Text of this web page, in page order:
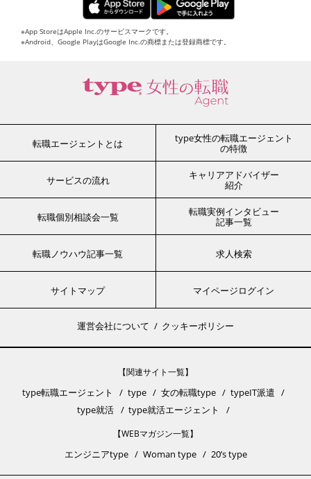
※App StoreはApple Inc.のサービスマークです。
※Android、Google PlayはGoogle Inc.の商標または登録商標です。
転職エージェントとは
type女性の転職エージェント
の特徴
サービスの流れ
キャリアアドバイザー
紹介
転職個別相談会一覧
転職実例インタビュー
記事一覧
転職ノウハウ記事一覧 求人検索
サイトマップ マイページログイン
運営会社について クッキーポリシー
【関連サイト一覧】
type転職エージェント type 女の転職type
typeIT派遣
type就活
type就活エージェント
【WEBマガジン一覧】
エンジニアtype Woman type 20’s type